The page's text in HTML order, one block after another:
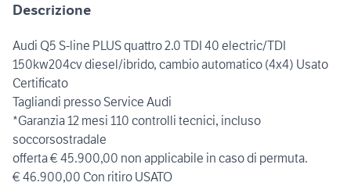
Descrizione
Audi Q5 S-line PLUS quattro 2.0 TDI 40 electric/TDI
150kw204cv diesel/ibrido, cambio automatico (4x4) Usato
Certificato
Tagliandi presso Service Audi
*Garanzia 12 mesi 110 controlli tecnici, incluso
soccorsostradale
offerta € 45.900,00 non applicabile in caso di permuta.
€ 46.900,00 Con ritiro USATO